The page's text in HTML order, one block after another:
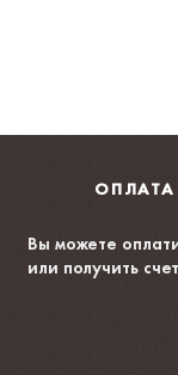
ОПЛАТА
Вы можете
или получить